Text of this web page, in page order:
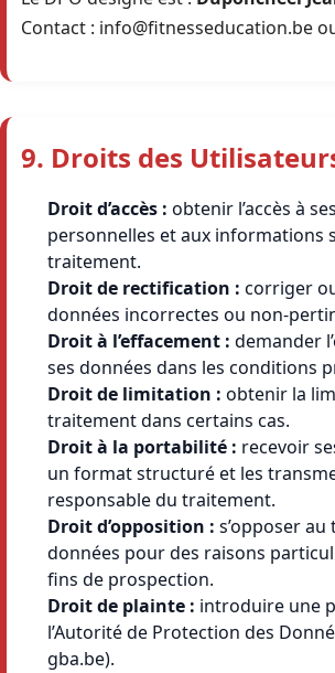
Contact : info@fitnesseducation.be
9. Droits des
Droit d’accès : obtenir l’accès à
personnelles et aux informations
traitement.
Droit de rectification : corriger
données incorrectes ou non-
Droit à l’effacement : demander
ses données dans les conditions
Droit de limitation : obtenir la
traitement dans certains cas.
Droit à la portabilité : recevoir
un format structuré et les
responsable du traitement.
Droit d’opposition : s’opposer
données pour des raisons
fins de prospection.
Droit de plainte : introduire une
l’Autorité de Protection des
gba.be).